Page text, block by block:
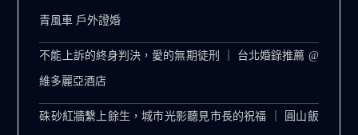
青風車 戶外證婚
不能上訴的終身判決，愛的無期徒刑 ｜ 台北婚錄推薦 @
維多麗亞酒店
硃砂紅牆繫上餘生，城市光影聽見市長的祝福 ｜ 圓山飯